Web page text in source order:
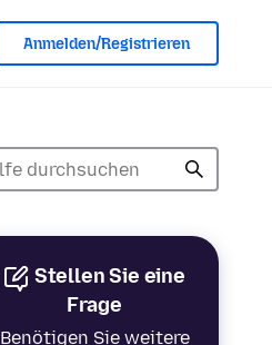
Anmelden/Registrieren
Stellen Sie eine
Frage
Benötigen Sie weitere